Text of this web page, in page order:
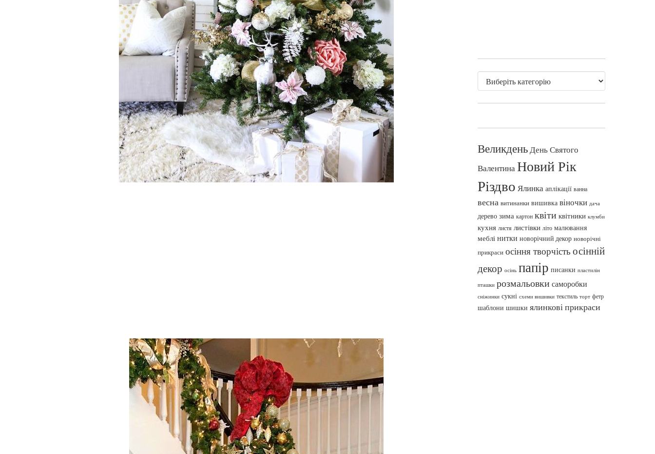
ВеликденьДень Святого
ВалентинаНовий Рік
Різдво Ялинка аплікації ванна
весна витинанки вишивка віночки дача
дерево зима картон квіти квітники клумби
кухня листя листівки літо малювання
меблі нитки новорічний декор новорічні
прикраси осіння творчість осінній
декор осінь папір писанки пластилін
пташки розмальовки саморобки
сніжинки сукні схеми вишивки текстиль торт фетр
шаблони шишки ялинкові прикраси